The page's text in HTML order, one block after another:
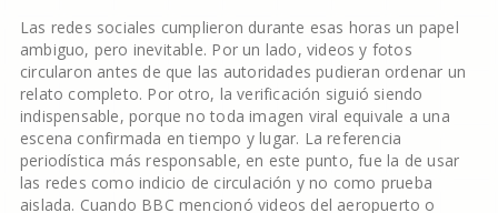
Las redes sociales cumplieron durante esas horas un papel
ambiguo, pero inevitable. Por un lado, videos y fotos
circularon antes de que las autoridades pudieran ordenar un
relato completo. Por otro, la verificación siguió siendo
indispensable, porque no toda imagen viral equivale a una
escena confirmada en tiempo y lugar. La referencia
periodística más responsable, en este punto, fue la de usar
las redes como indicio de circulación y no como prueba
aislada. Cuando BBC mencionó videos del aeropuerto o